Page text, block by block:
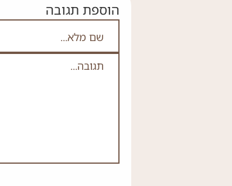
אם אתה לא רובוט
הוספת תגובה
שם מלא
תגובה*